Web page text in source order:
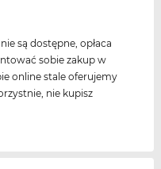
nie są dostępne, opłaca
sobie zakup w
online stale oferujemy
nie kupisz